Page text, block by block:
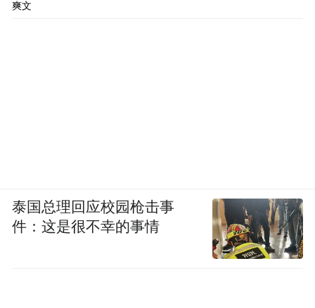
爽文
泰国总理回应校园枪击事
件：这是很不幸的事情